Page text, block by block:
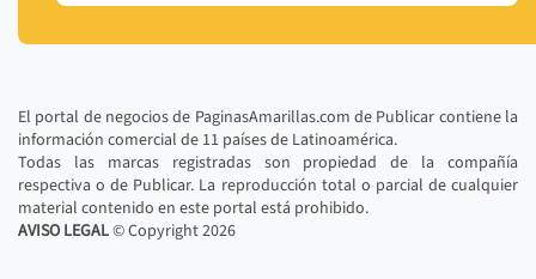
El portal de negocios de PaginasAmarillas.com de Publicar contiene la
información comercial de 11 países de Latinoamérica.
Todas las marcas registradas son propiedad de la compañía
respectiva o de Publicar. La reproducción total o parcial de cualquier
material contenido en este portal está prohibido.
AVISO LEGAL© Copyright2026